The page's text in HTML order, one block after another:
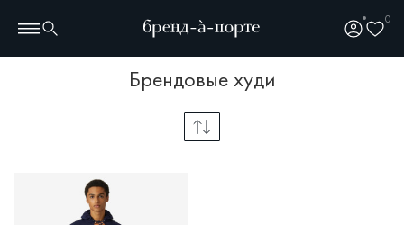
0
брендовые худи